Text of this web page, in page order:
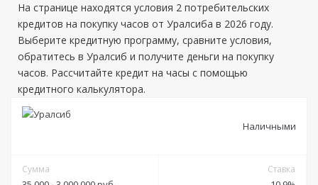
На странице находятся условия 2 потребительских
кредитов на покупку часов от Уралсиба в 2026 году.
Выберите кредитную программу, сравните условия,
обратитесь в Уралсиб и получите деньги на покупку
часов. Рассчитайте кредит на часы с помощью
кредитного калькулятора.
Наличными
Сумма Ставка